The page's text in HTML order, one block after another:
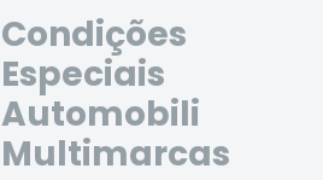
Condições
Especiais
Automobili
Multimarcas